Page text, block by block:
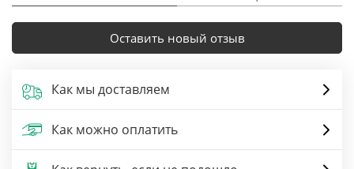
Оставить новый отзыв
Как мы доставляем
Как можно оплатить